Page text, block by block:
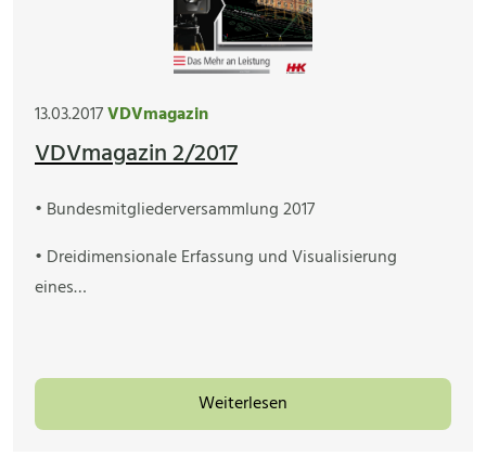
13.03.2017VDVmagazin
VDVmagazin 2/2017
• Bundesmitgliederversammlung 2017
• Dreidimensionale Erfassung und Visualisierung
eines…
Weiterlesen